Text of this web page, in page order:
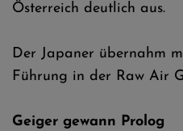
Österreich deutlich aus.
Der Japaner übernahm
Führung in der Raw Air
Geiger gewann Prolog